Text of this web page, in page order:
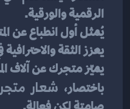
الرقمية والورقية.
يُمثل أول انطباع عن
يعزز الثقة
يميّز متجرك عن آلاف
باختصار، شعار متجر